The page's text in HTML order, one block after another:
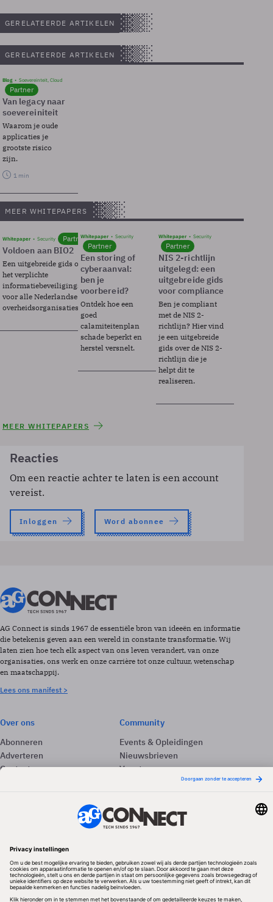
GERELATEERDE ARTIKELEN
GERELATEERDE ARTIKELEN
Blog Soevereinteit, Cloud
Partner
Van legacy naar
soevereiniteit
Waarom je oude
applicaties je
grootste risico
zijn.
1 min
MEER WHITEPAPERS
Whitepaper Security Partner
Voldoen aan BIO2
Een uitgebreide gids over BIO2,
het verplichte
informatiebeveiligingsframework
voor alle Nederlandse
overheidsorganisaties.
Whitepaper Security
Partner
Een storing of
cyberaanval:
ben je
voorbereid?
Ontdek hoe een
goed
calamiteitenplan
schade beperkt en
herstel versnelt.
Whitepaper Security
Partner
NIS 2-richtlijn
uitgelegd: een
uitgebreide gids
voor compliance
Ben je compliant
met de NIS 2-
richtlijn? Hier vind
je een uitgebreide
gids over de NIS 2-
richtlijn die je
helpt dit te
realiseren.
MEER WHITEPAPERS
Reacties
Om een reactie achter te laten is een account
vereist.
Inloggen Word abonnee
AG Connect is sinds 1967 de essentiële bron van ideeën en informatie
die betekenis geven aan een wereld in constante transformatie. Wij
laten zien hoe tech elk aspect van ons leven verandert, van onze
organisaties, ons werk en onze carrière tot onze cultuur, wetenschap
en maatschappij.
Lees ons manifest >
Over ons
Abonneren
Adverteren
Contact
Community
Events & Opleidingen
Nieuwsbrieven
Vacatures
Redactionele partner